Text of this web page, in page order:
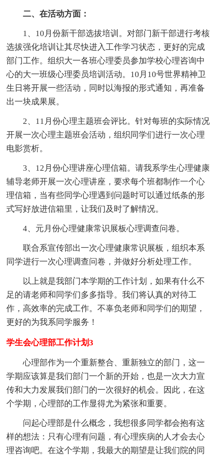
二、在活动方面：
1、10月份新干部选拔培训。对部门新干部进行考核
选拔强化培训让其尽快进入工作学习状态，更好的完成
部门工作。组织大一各班心理委员参加学校心理咨询中
心的大一班级心理委员培训活动。10月10号世界精神卫
生日将开展一些活动，同时以海报的形式通知，再准备
出一块成果展。
2、11月份心理主题班会评比。针对每班的实际情况
开展一次心理主题班会活动，组织同学们进行一次心理
电影赏析。
3、12月份心理讲座心理信箱。请我系学生心理健康
辅导老师开展一次心理讲座，要求每个班都制作一个心
理信箱，当有些同学心理遇到问题时可以通过纸条的形
式写好放进信箱里，让我们及时了解情况。
4、元月份心理健康常识展板心理调查问卷。
联合系宣传部出一次心理健康常识展板，组织本系
同学进行一次心理调查问卷，并做好分析处理工作。
以上就是我部门本学期的工作计划，如果有什么不
足的请老师和同学们多多指导。我们将认真的对待工
作，高效率的完成工作。不辜负老师和同学们的期望，
更好的为我系同学服务！
学生会心理部工作计划3
心理部作为一个重新整合、重新独立的部门，这一
学期应该算是我们部门一个新的开始，也是一次大力宣
传和大力发展我们部门的一次很好的机会。因此，在这
个学期，心理部的工作显得尤为紧张和重要。
问起心理部是什么概念，我想很多同学都会抱有这
样的想法：只有心理有问题，有心理疾病的人才会去心
理咨询吧。在这个学期，我最大的期望是让我们院的同